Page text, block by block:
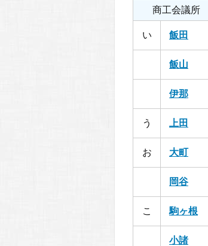
商工会議所
い 飯田
飯山
伊那
う 上田
お 大町
岡谷
こ 駒ヶ根
小諸